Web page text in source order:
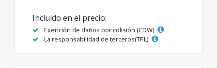
Incluido en el precio:
Exención de daños por colisión (CDW)
La responsabilidad de terceros(TPL)